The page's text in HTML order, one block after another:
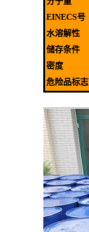
EINECS号
水溶解性
储存条件
密度
危险品标志